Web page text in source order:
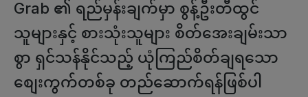
Grab ၏ ရည်မှန်းချက်မှာ စွန့်ဦးတီထွင်
သူများနှင့် စားသုံးသူများ စိတ်အေးချမ်းသာ
စွာ ရှင်သန်နိုင်သည့် ယုံကြည်စိတ်ချရသော
စျေးကွက်တစ်ခု တည်ဆောက်ရန်ဖြစ်ပါ